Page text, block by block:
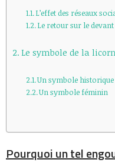
L’effet des réseaux
Le retour sur le devant
Le symbole de la
Un symbole historique
Un symbole féminin
Pourquoi un tel